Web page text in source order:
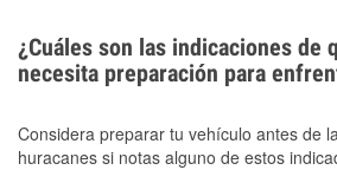
¿Cuáles son las indicaciones de
necesita preparación para
Considera preparar tu vehículo antes de
huracanes si notas alguno de estos